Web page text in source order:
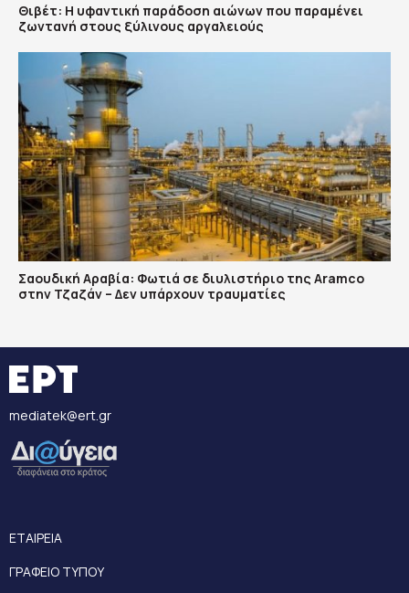
Θιβέτ: Η υφαντική παράδοση αιώνων που παραμένει
ζωντανή στους ξύλινους αργαλειούς
Σαουδική Αραβία: Φωτιά σε διυλιστήριο της Aramco
στην Τζαζάν – Δεν υπάρχουν τραυματίες
mediatek@ert.gr
ΕΤΑΙΡΕΙΑ
ΓΡΑΦΕΙΟ ΤΥΠΟΥ